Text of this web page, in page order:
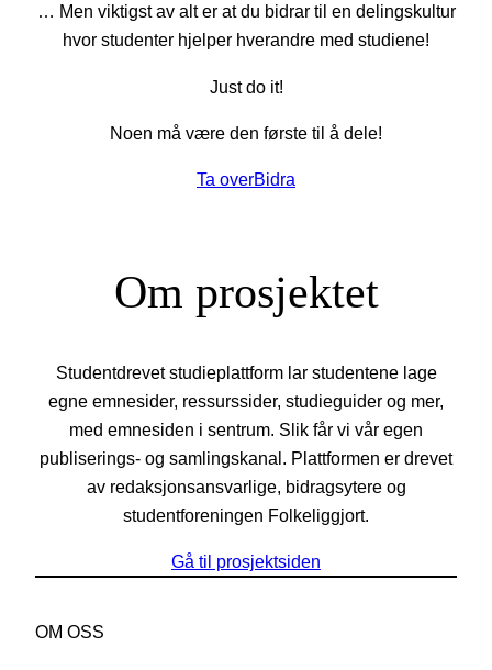
… Men viktigst av alt er at du bidrar til en delingskultur
hvor studenter hjelper hverandre med studiene!
Just do it!
Noen må være den første til å dele!
Ta overBidra
Om prosjektet
Studentdrevet studieplattform lar studentene lage
egne emnesider, ressurssider, studieguider og mer,
med emnesiden i sentrum. Slik får vi vår egen
publiserings- og samlingskanal. Plattformen er drevet
av redaksjonsansvarlige, bidragsytere og
studentforeningen Folkeliggjort.
Gå til prosjektsiden
OM OSS